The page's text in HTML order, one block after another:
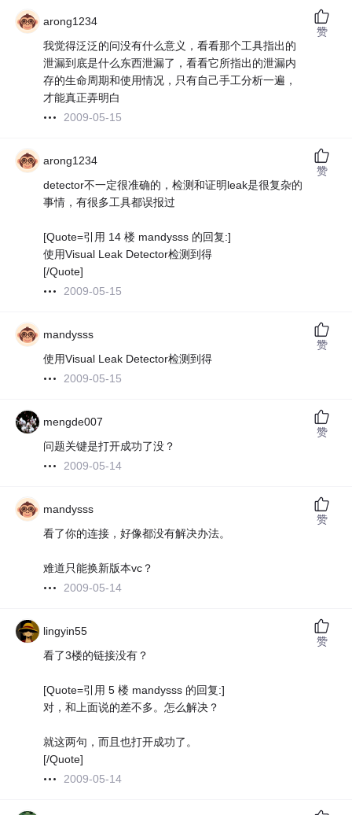
arong1234
我觉得泛泛的问没有什么意义，看看那个工具指出的
泄漏到底是什么东西泄漏了，看看它所指出的泄漏内
存的生命周期和使用情况，只有自己手工分析一遍，
才能真正弄明白
2009-05-15
赞
arong1234
detector不一定很准确的，检测和证明leak是很复杂的
事情，有很多工具都误报过
[Quote=引用 14 楼 mandysss 的回复:]
使用Visual Leak Detector检测到得
[/Quote]
2009-05-15
赞
mandysss
使用Visual Leak Detector检测到得
2009-05-15
赞
mengde007
问题关键是打开成功了没？
2009-05-14
赞
mandysss
看了你的连接，好像都没有解决办法。
难道只能换新版本vc？
2009-05-14
赞
lingyin55
看了3楼的链接没有？
[Quote=引用 5 楼 mandysss 的回复:]
对，和上面说的差不多。怎么解决？
就这两句，而且也打开成功了。
[/Quote]
2009-05-14
赞